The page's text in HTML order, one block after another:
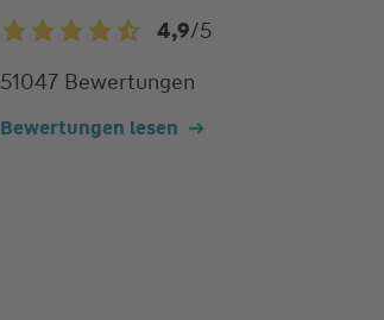
4,9/5
4,9
von
Sternen
51047 Bewertungen
Bewertungen lesen